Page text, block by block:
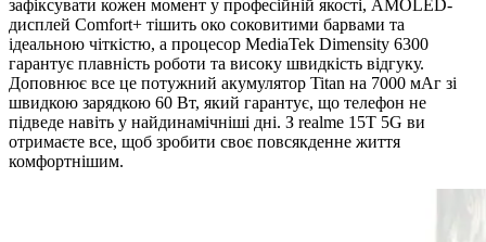
зафіксувати кожен момент у професійній якості, AMOLED-
дисплей Comfort+ тішить око соковитими барвами та
ідеальною чіткістю, а процесор MediaTek Dimensity 6300
гарантує плавність роботи та високу швидкість відгуку.
Доповнює все це потужний акумулятор Titan на 7000 мАг зі
швидкою зарядкою 60 Вт, який гарантує, що телефон не
підведе навіть у найдинамічніші дні. З realme 15T 5G ви
отримаєте все, щоб зробити своє повсякденне життя
комфортнішим.